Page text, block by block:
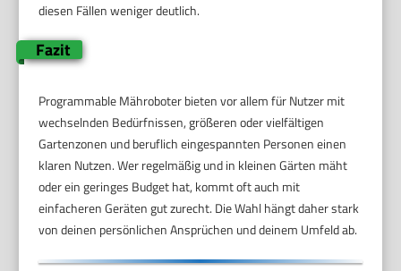
diesen Fällen weniger deutlich.
Fazit
Programmable Mähroboter bieten vor allem für Nutzer mit
wechselnden Bedürfnissen, größeren oder vielfältigen
Gartenzonen und beruflich eingespannten Personen einen
klaren Nutzen. Wer regelmäßig und in kleinen Gärten mäht
oder ein geringes Budget hat, kommt oft auch mit
einfacheren Geräten gut zurecht. Die Wahl hängt daher stark
von deinen persönlichen Ansprüchen und deinem Umfeld ab.